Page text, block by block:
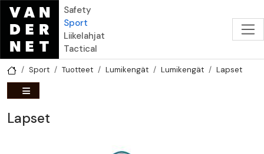
Hyppää pääsisältöön
Safety
Sport
Liikelahjat
Tactical
Sport Tuotteet Lumikengät Lumikengät Lapset
Lapset